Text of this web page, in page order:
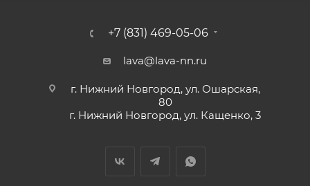
+7 (831) 469-05-06
lava@lava-nn.ru
г. Нижний Новгород, ул. Ошарская,
80
г. Нижний Новгород, ул. Кащенко, 3